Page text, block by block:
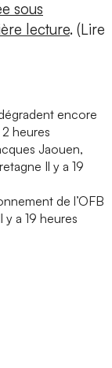
sous
lecture. (Lire
encore
2 heures
Jaouen,
Il y a 19
de l’OFB
y a 19 heures